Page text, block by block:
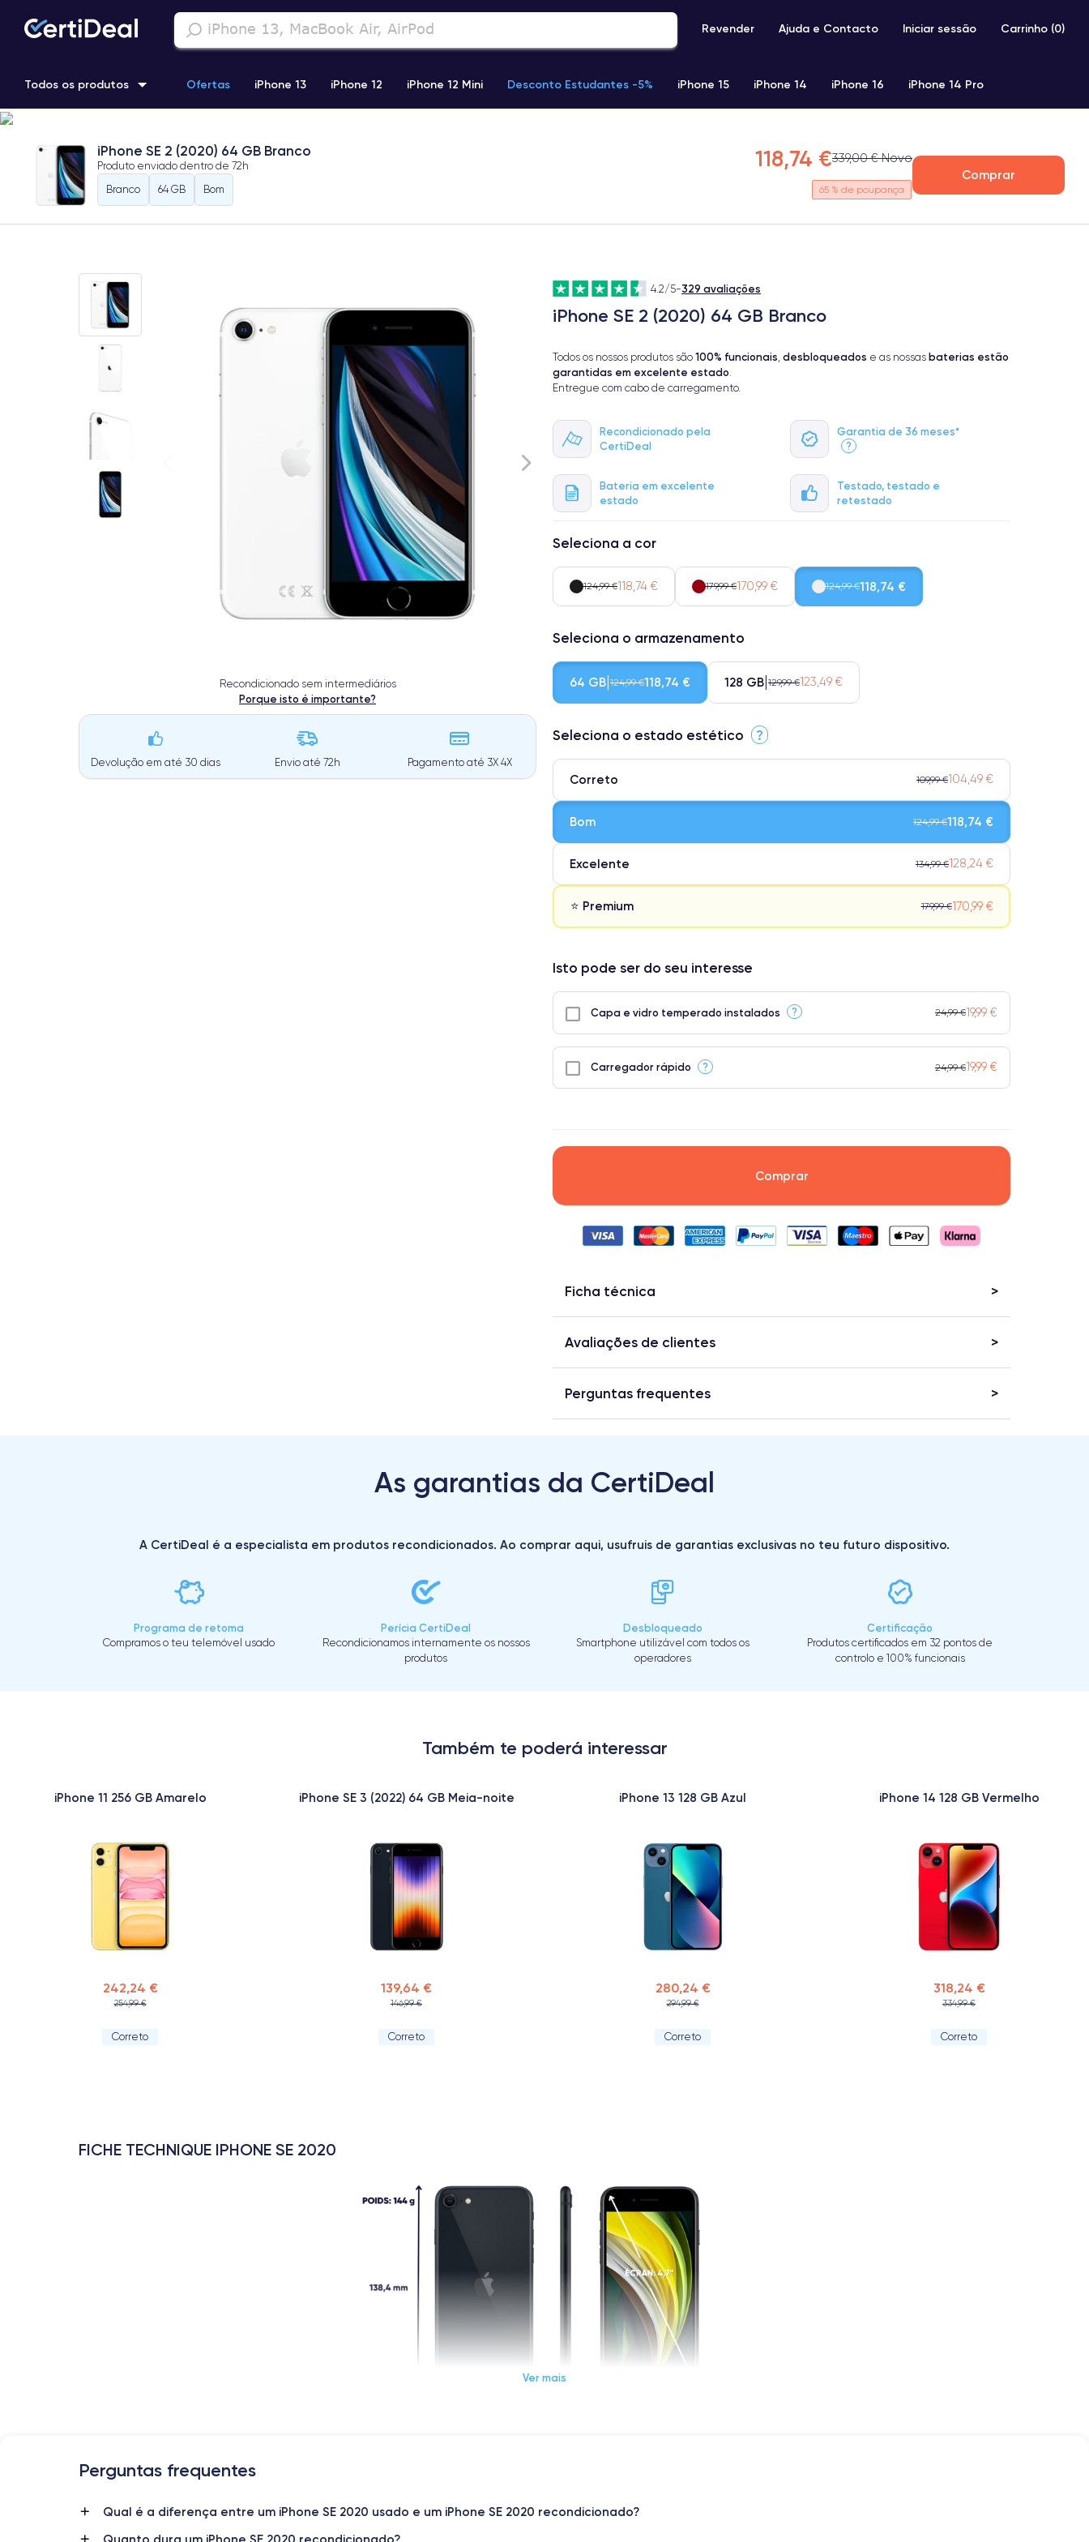
Revender Ajuda e Contacto Iniciar sessão Carrinho (0)
Todos os produtos Ofertas iPhone 13 iPhone 12 iPhone 12 Mini Desconto Estudantes -5% iPhone 15 iPhone 14 iPhone 16 iPhone 14 Pro
iPhone 11 Pro
iPhone SE 2 (2020) 64 GB Branco
Produto enviado dentro de 72h
Branco
64 GB Bom
118,74 €339,00 € Novo
65 % de poupança
Comprar
Recondicionado sem intermediários
Porque isto é importante?
Devolução em até 30 dias Envio até 72h Pagamento até 3X 4X
4.2/5-329 avaliações
iPhone SE 2 (2020) 64 GB Branco
Todos os nossos produtos são 100% funcionais desbloqueados e as nossas baterias estão
garantidas em excelente estado
Entregue com cabo de carregamento.
Recondicionado pela
CertiDeal
Garantia de 36 meses*
?
Bateria em excelente
estado
Testado, testado e
retestado
Seleciona a cor
124,99 €118,74 € 179,99 €170,99 € 124,99 €118,74 €
Seleciona o armazenamento
64 GB 124,99 €118,74 € 128 GB 129,99 €123,49 €
Seleciona o estado estético ?
Correto 109,99 €104,49 €
Bom 124,99 €118,74 €
Excelente 134,99 €128,24 €
⭐ Premium 179,99 €170,99 €
⭐ Premium
● Bateria: Adequada para uso intensivo.
Isto pode ser do seu interesse
Capa e vidro temperado instalados ? 24,99 €19,99 €
Carregador rápido ? 24,99 €19,99 €
Comprar
Ficha técnica
Avaliações de clientes
Perguntas frequentes
As garantias da CertiDeal
A CertiDeal é a especialista em produtos recondicionados. Ao comprar aqui, usufruis de garantias exclusivas no teu futuro dispositivo.
Programa de retoma
Compramos o teu telemóvel usado
Perícia CertiDeal
Recondicionamos internamente os nossos
produtos
Desbloqueado
Smartphone utilizável com todos os
operadores
Certificação
Produtos certificados em 32 pontos de
controlo e 100% funcionais
Também te poderá interessar
iPhone 11 256 GB Amarelo
242,24 €
254,99 €
Correto
iPhone SE 3 (2022) 64 GB Meia-noite
139,64 €
146,99 €
Correto
iPhone 13 128 GB Azul
280,24 €
294,99 €
Correto
iPhone 14 128 GB Vermelho
318,24 €
334,99 €
Correto
FICHE TECHNIQUE IPHONE SE 2020
15/04/2020 iOS (iOS 26)
Ver mais
Perguntas frequentes
Qual é a diferença entre um iPhone SE 2020 usado e um iPhone SE 2020 recondicionado?